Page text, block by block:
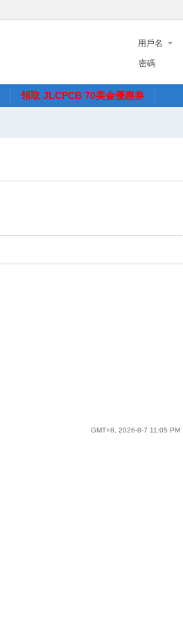
用戶名
密碼
領取 JLCPCB 70美金優惠券
GMT+8, 2026-8-7 11:05 PM